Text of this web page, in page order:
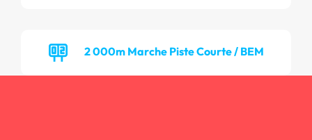
2 000m Marche Piste Courte / BEM